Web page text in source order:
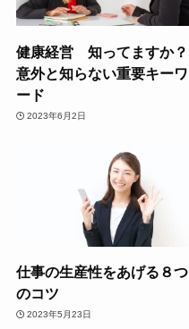
健康経営 知ってますか？
意外と知らない重要キーワ
ード
2023年6月2日
仕事の生産性をあげる８つ
のコツ
2023年5月23日